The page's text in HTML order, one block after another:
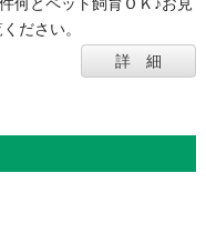
ださい。
詳 細